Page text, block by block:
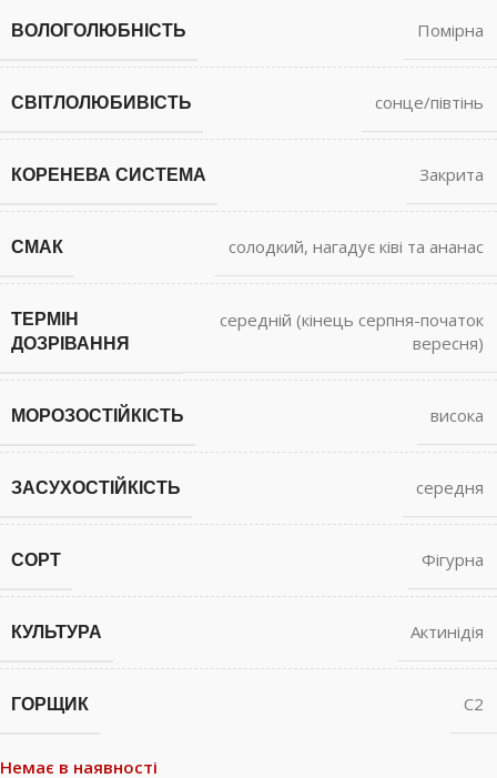
ВОЛОГОЛЮБНІСТЬ Помірна
СВІТЛОЛЮБИВІСТЬ сонце/півтінь
КОРЕНЕВА СИСТЕМА Закрита
СМАК солодкий, нагадує ківі та ананас
ТЕРМІН
ДОЗРІВАННЯ
середній (кінець серпня-початок
вересня)
МОРОЗОСТІЙКІСТЬ висока
ЗАСУХОСТІЙКІСТЬ середня
СОРТ Фігурна
КУЛЬТУРА Актинідія
ГОРЩИК С2
Немає в наявності